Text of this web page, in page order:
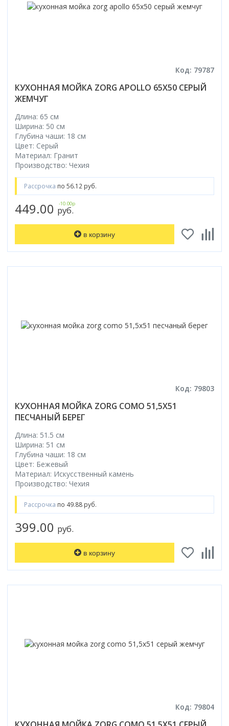
Код: 79787
КУХОННАЯ МОЙКА ZORG APOLLO 65X50 СЕРЫЙ
ЖЕМЧУГ
Длина: 65 см
Ширина: 50 см
Глубина чаши: 18 см
Цвет: Серый
Материал: Гранит
Производство: Чехия
Рассрочка по 56.12 руб.
449.00 руб.
-10.00р
в корзину
Код: 79803
КУХОННАЯ МОЙКА ZORG COMO 51,5X51
ПЕСЧАНЫЙ БЕРЕГ
Длина: 51.5 см
Ширина: 51 см
Глубина чаши: 18 см
Цвет: Бежевый
Материал: Искусственный камень
Производство: Чехия
Рассрочка по 49.88 руб.
399.00 руб.
в корзину
Код: 79804